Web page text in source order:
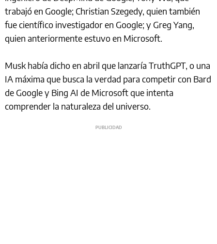
trabajó en Google; Christian Szegedy, quien también
fue científico investigador en Google; y Greg Yang,
quien anteriormente estuvo en Microsoft.
Musk había dicho en abril que lanzaría TruthGPT, o una
IA máxima que busca la verdad para competir con Bard
de Google y Bing AI de Microsoft que intenta
comprender la naturaleza del universo.